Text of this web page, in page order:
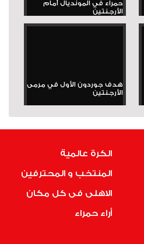
حمراء في المونديال أمام
الأرجنتين
هدف جوردون الأول في مرمى
الأرجنتين
الكرة عالمية
المنتخب و المحترفين
الاهلى فى كل مكان
أراء حمراء